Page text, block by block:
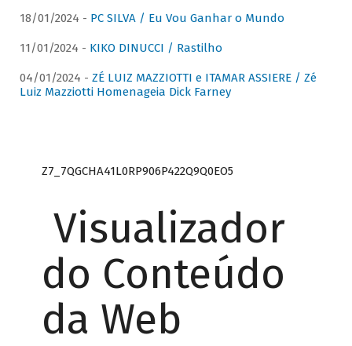
18/01/2024 - PC SILVA / Eu Vou Ganhar o Mundo
11/01/2024 - KIKO DINUCCI / Rastilho
04/01/2024 - ZÉ LUIZ MAZZIOTTI e ITAMAR ASSIERE / Zé
Luiz Mazziotti Homenageia Dick Farney
Z7_7QGCHA41L0RP906P422Q9Q0EO5
Visualizador
do Conteúdo
da Web